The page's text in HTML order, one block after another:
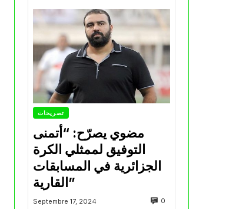
تصريحات
مضوي يصرّح: “أتمنى
التوفيق لممثلي الكرة
الجزائرية في المسابقات
القارية”
Septembre 17, 2024 0